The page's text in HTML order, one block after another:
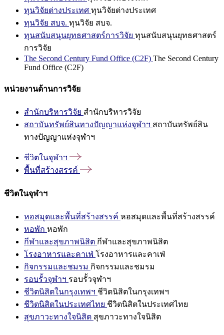
ทุนวิจัยต่างประเทศ ทุนวิจัยต่างประเทศ
ทุนวิจัย สบจ. ทุนวิจัย สบจ.
ทุนสนับสนุนยุทธศาสตร์การวิจัย ทุนสนับสนุนยุทธศาสตร์
การวิจัย
The Second Century Fund Office (C2F) The Second Century
Fund Office (C2F)
หน่วยงานด้านการวิจัย
สำนักบริหารวิจัย สำนักบริหารวิจัย
สถาบันทรัพย์สินทางปัญญาแห่งจุฬาฯ สถาบันทรัพย์สิน
ทางปัญญาแห่งจุฬาฯ
ชีวิตในจุฬาฯ
พื้นที่สร้างสรรค์
ชีวิตในจุฬาฯ
หอสมุดและพื้นที่สร้างสรรค์ หอสมุดและพื้นที่สร้างสรรค์
หอพัก หอพัก
กีฬาและสุขภาพนิสิต กีฬาและสุขภาพนิสิต
โรงอาหารและคาเฟ่ โรงอาหารและคาเฟ่
กิจกรรมและชมรม กิจกรรมและชมรม
รอบรั้วจุฬาฯ รอบรั้วจุฬาฯ
ชีวิตนิสิตในกรุงเทพฯ ชีวิตนิสิตในกรุงเทพฯ
ชีวิตนิสิตในประเทศไทย ชีวิตนิสิตในประเทศไทย
สุขภาวะทางใจนิสิต สุขภาวะทางใจนิสิต